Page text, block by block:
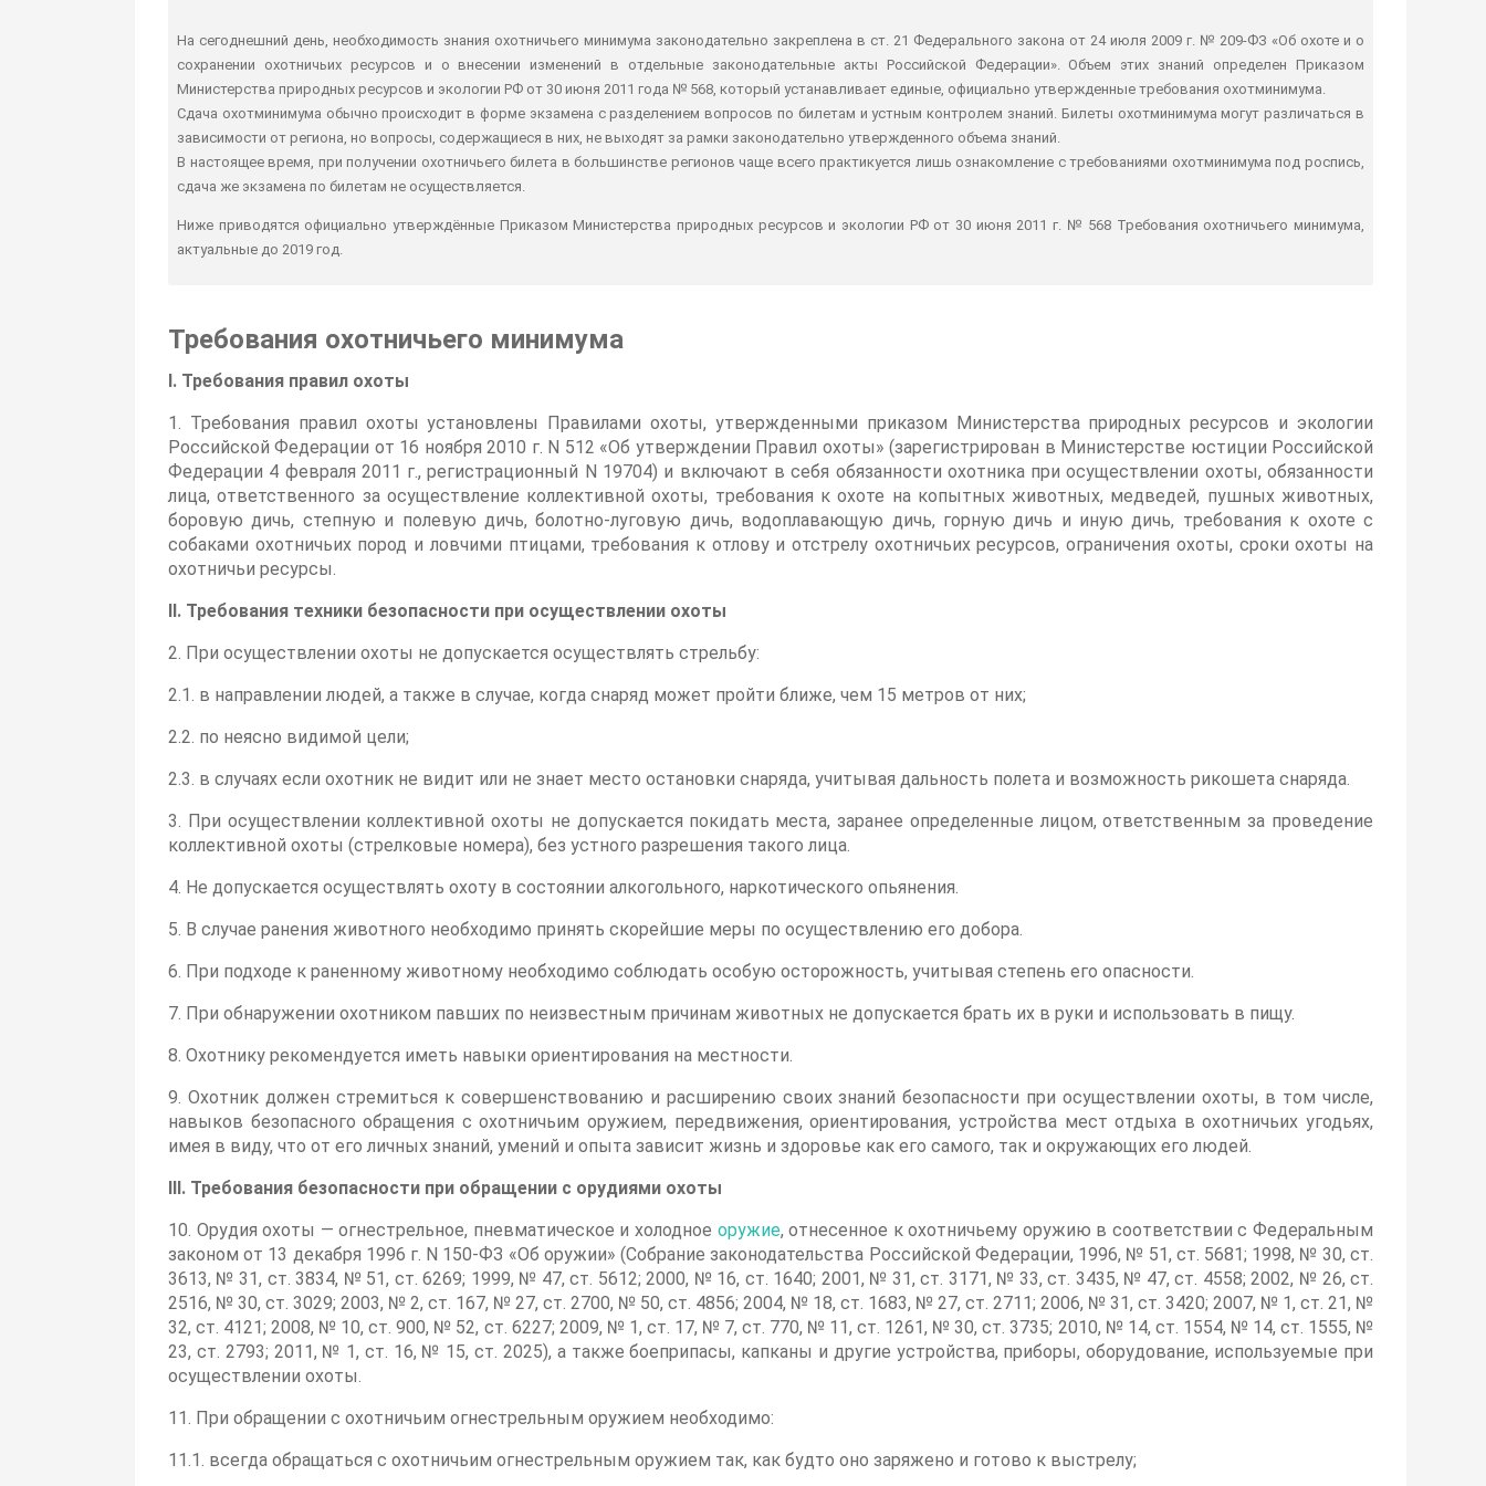
На сегоднешний день, необходимость знания охотничьего минимума законодательно закреплена в ст. 21 Федерального закона от 24 июля 2009 г. № 209-ФЗ «Об охоте и о
сохранении охотничьих ресурсов и о внесении изменений в отдельные законодательные акты Российской Федерации». Объем этих знаний определен Приказом
Министерства природных ресурсов и экологии РФ от 30 июня 2011 года № 568, который устанавливает единые, официально утвержденные требования охотминимума.
Сдача охотминимума обычно происходит в форме экзамена с разделением вопросов по билетам и устным контролем знаний. Билеты охотминимума могут различаться в
зависимости от региона, но вопросы, содержащиеся в них, не выходят за рамки законодательно утвержденного объема знаний.
В настоящее время, при получении охотничьего билета в большинстве регионов чаще всего практикуется лишь ознакомление с требованиями охотминимума под роспись,
сдача же экзамена по билетам не осуществляется.
Ниже приводятся официально утверждённые Приказом Министерства природных ресурсов и экологии РФ от 30 июня 2011 г. № 568 Требования охотничьего минимума,
актуальные до 2019 год.
Требования охотничьего минимума
I. Требования правил охоты
1. Требования правил охоты установлены Правилами охоты, утвержденными приказом Министерства природных ресурсов и экологии
Российской Федерации от 16 ноября 2010 г. N 512 «Об утверждении Правил охоты» (зарегистрирован в Министерстве юстиции Российской
Федерации 4 февраля 2011 г., регистрационный N 19704) и включают в себя обязанности охотника при осуществлении охоты, обязанности
лица, ответственного за осуществление коллективной охоты, требования к охоте на копытных животных, медведей, пушных животных,
боровую дичь, степную и полевую дичь, болотно-луговую дичь, водоплавающую дичь, горную дичь и иную дичь, требования к охоте с
собаками охотничьих пород и ловчими птицами, требования к отлову и отстрелу охотничьих ресурсов, ограничения охоты, сроки охоты на
охотничьи ресурсы.
II. Требования техники безопасности при осуществлении охоты
2. При осуществлении охоты не допускается осуществлять стрельбу:
2.1. в направлении людей, а также в случае, когда снаряд может пройти ближе, чем 15 метров от них;
2.2. по неясно видимой цели;
2.3. в случаях если охотник не видит или не знает место остановки снаряда, учитывая дальность полета и возможность рикошета снаряда.
3. При осуществлении коллективной охоты не допускается покидать места, заранее определенные лицом, ответственным за проведение
коллективной охоты (стрелковые номера), без устного разрешения такого лица.
4. Не допускается осуществлять охоту в состоянии алкогольного, наркотического опьянения.
5. В случае ранения животного необходимо принять скорейшие меры по осуществлению его добора.
6. При подходе к раненному животному необходимо соблюдать особую осторожность, учитывая степень его опасности.
7. При обнаружении охотником павших по неизвестным причинам животных не допускается брать их в руки и использовать в пищу.
8. Охотнику рекомендуется иметь навыки ориентирования на местности.
9. Охотник должен стремиться к совершенствованию и расширению своих знаний безопасности при осуществлении охоты, в том числе,
навыков безопасного обращения с охотничьим оружием, передвижения, ориентирования, устройства мест отдыха в охотничьих угодьях,
имея в виду, что от его личных знаний, умений и опыта зависит жизнь и здоровье как его самого, так и окружающих его людей.
III. Требования безопасности при обращении с орудиями охоты
10. Орудия охоты — огнестрельное, пневматическое и холодное оружие, отнесенное к охотничьему оружию в соответствии с Федеральным
законом от 13 декабря 1996 г. N 150-ФЗ «Об оружии» (Собрание законодательства Российской Федерации, 1996, № 51, ст. 5681; 1998, № 30, ст.
3613, № 31, ст. 3834, № 51, ст. 6269; 1999, № 47, ст. 5612; 2000, № 16, ст. 1640; 2001, № 31, ст. 3171, № 33, ст. 3435, № 47, ст. 4558; 2002, № 26, ст.
2516, № 30, ст. 3029; 2003, № 2, ст. 167, № 27, ст. 2700, № 50, ст. 4856; 2004, № 18, ст. 1683, № 27, ст. 2711; 2006, № 31, ст. 3420; 2007, № 1, ст. 21, №
32, ст. 4121; 2008, № 10, ст. 900, № 52, ст. 6227; 2009, № 1, ст. 17, № 7, ст. 770, № 11, ст. 1261, № 30, ст. 3735; 2010, № 14, ст. 1554, № 14, ст. 1555, №
23, ст. 2793; 2011, № 1, ст. 16, № 15, ст. 2025), а также боеприпасы, капканы и другие устройства, приборы, оборудование, используемые при
осуществлении охоты.
11. При обращении с охотничьим огнестрельным оружием необходимо:
11.1. всегда обращаться с охотничьим огнестрельным оружием так, как будто оно заряжено и готово к выстрелу;